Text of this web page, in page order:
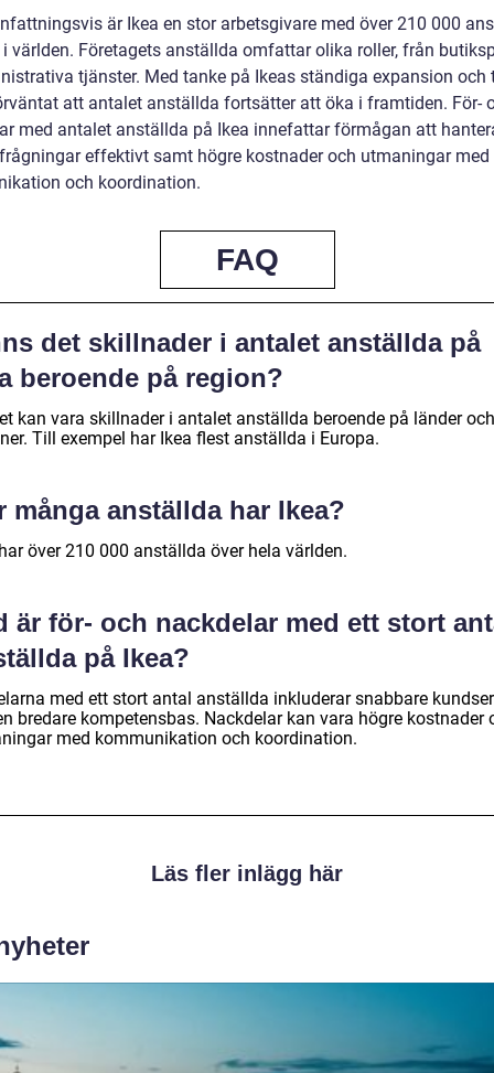
är Ikea en stor arbetsgivare med över 210 000
världen. Företagets anställda omfattar olika roller, från
tjänster. Med tanke på Ikeas ständiga expansion och
att antalet anställda fortsätter att öka i framtiden. För-
med antalet anställda på Ikea innefattar förmågan att
effektivt samt högre kostnader och utmaningar med
och koordination.
FAQ
det skillnader i antalet anställda på
beroende på region?
kan vara skillnader i antalet anställda beroende på länder och
Till exempel har Ikea flest anställda i Europa.
många anställda har Ikea?
över 210 000 anställda över hela världen.
är för- och nackdelar med ett stort
på Ikea?
med ett stort antal anställda inkluderar snabbare
bredare kompetensbas. Nackdelar kan vara högre kostnader
med kommunikation och koordination.
Läs fler inlägg här